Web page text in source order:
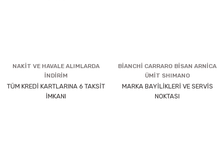
NAKİT VE HAVALE ALIMLARDA
İNDİRİM
TÜM KREDİ KARTLARINA 6 TAKSİT
İMKANI
BİANCHİ CARRARO BİSAN ARNİCA
ÜMİT SHIMANO
MARKA BAYİLİKLERİ VE SERVİS
NOKTASI